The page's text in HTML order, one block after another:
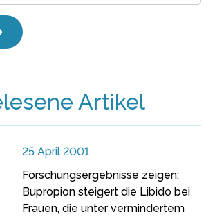
Artikel
25 April 2001
Forschungsergebnisse zeigen:
Bupropion steigert die Libido bei
Frauen, die unter vermindertem